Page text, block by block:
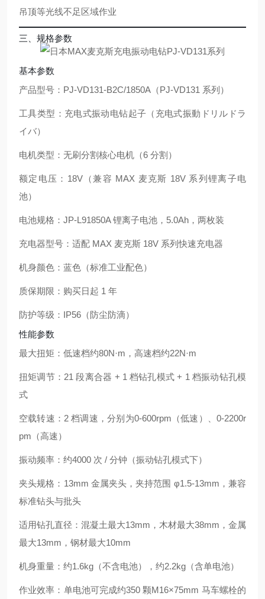
吊顶等光线不足区域作业
三、规格参数
基本参数
产品型号：PJ-VD131-B2C/1850A（PJ-VD131 系列）
工具类型：充电式振动电钻起子（充电式振動ドリルドラ
イバ）
电机类型：无刷分割核心电机（6 分割）
额定电压：18V（兼容 MAX 麦克斯 18V 系列锂离子电
池）
电池规格：JP-L91850A 锂离子电池，5.0Ah，两枚装
充电器型号：适配 MAX 麦克斯 18V 系列快速充电器
机身颜色：蓝色（标准工业配色）
质保期限：购买日起 1 年
防护等级：IP56（防尘防滴）
性能参数
最大扭矩：低速档约80N·m ，高速档约22N·m
扭矩调节：21 段离合器 + 1 档钻孔模式 + 1 档振动钻孔模
式
空载转速：2 档调速，分别为0-600rpm （低速）、0-2200r
pm （高速）
振动频率：约4000 次 / 分钟 （振动钻孔模式下）
夹头规格：13mm 金属夹头，夹持范围 φ1.5-13mm，兼容
标准钻头与批头
适用钻孔直径：混凝土最大13mm ，木材最大38mm ，金属
最大13mm ，钢材最大10mm
机身重量：约1.6kg （不含电池），约2.2kg （含单电池）
作业效率：单电池可完成约350 颗M16×75mm 马车螺栓的